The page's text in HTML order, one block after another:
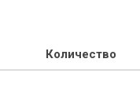
Количество